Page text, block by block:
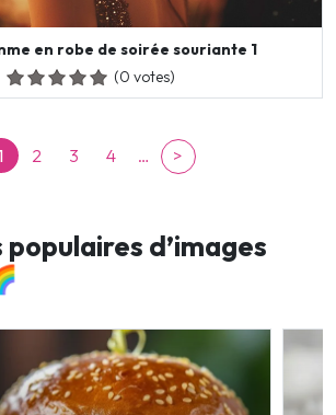
en robe de soirée souriante 1
(0 votes)
2 3 4 … >
d’images